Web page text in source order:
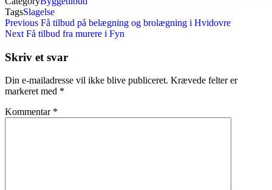
TagsSlagelse
Indlægsnavigation
Previous
Post
Previous Få tilbud på belægning og brolægning i Hvidovre
Next
Next Få tilbud fra murere i Fyn
Skriv et svar
Din e-mailadresse vil ikke blive publiceret. Krævede felter er
markeret med *
Kommentar *